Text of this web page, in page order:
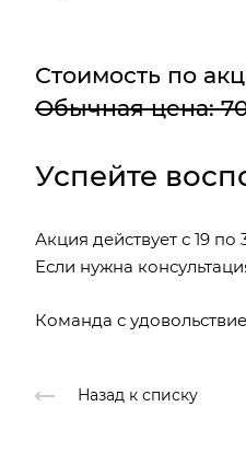
Стоимость по
Обычная цена:
Успейте
Акция действует с 19
Если нужна
Команда с
Назад к списку